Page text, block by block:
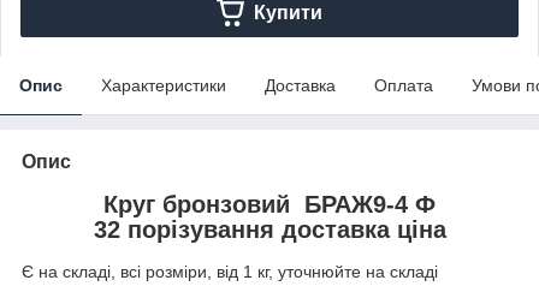
Купити
Опис Характеристики Доставка Оплата Умови
Опис
Круг бронзовий БРАЖ9-4 Ф
32 порізування доставка ціна
Є на складі, всі розміри, від 1 кг, уточнюйте на складі